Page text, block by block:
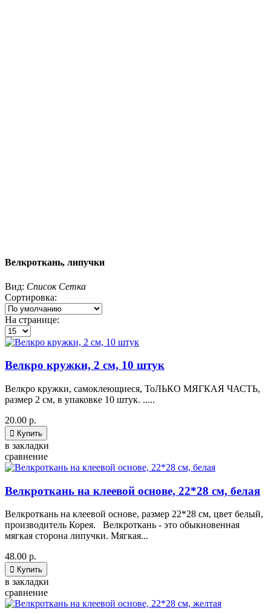
Велкроткань, липучки
Вид: Список Сетка
Сортировка:
На странице:
Велкро кружки, 2 см, 10 штук
Велкро кружки, самоклеющиеся, ТоЛЬКО МЯГКАЯ ЧАСТЬ,
размер 2 см, в упаковке 10 штук. .....
20.00 р.
 Купить
в закладки
сравнение
Велкроткань на клеевой основе, 22*28 см, белая
Велкроткань на клеевой основе, размер 22*28 см, цвет белый,
производитель Корея. Велкроткань - это обыкновенная
мягкая сторона липучки. Мягкая...
48.00 р.
 Купить
в закладки
сравнение